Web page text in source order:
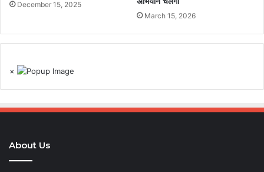
December 15, 2025
March 15, 2026
×
About Us